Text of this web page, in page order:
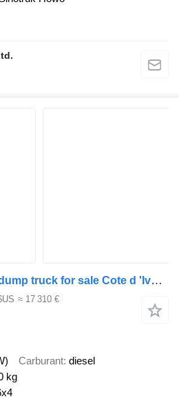
Sinotruk Howo 400Hp dump truck for sale Cote d 'Ivoire
≈ 17 310 €
Carburant diesel
kg